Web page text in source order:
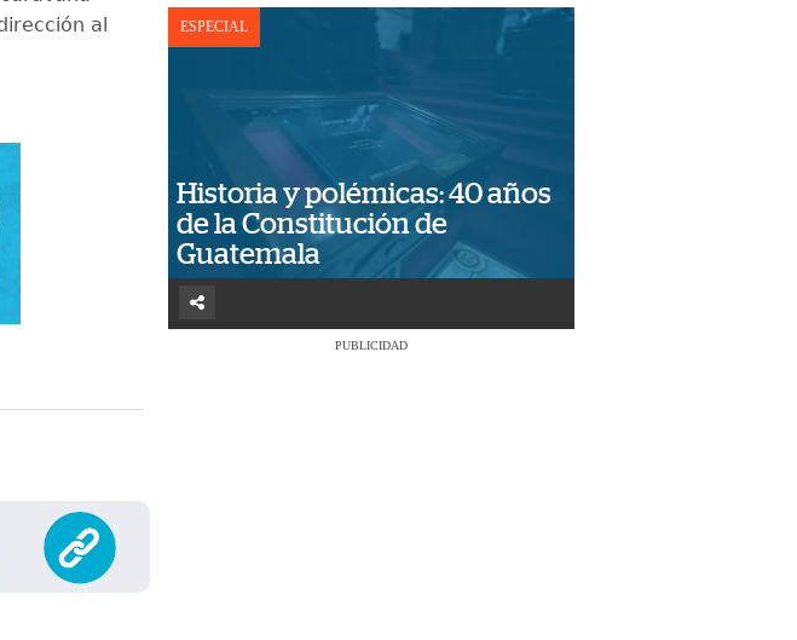
al
ESPECIAL
Historia y polémicas: 40 años
de la Constitución de
Guatemala
PUBLICIDAD